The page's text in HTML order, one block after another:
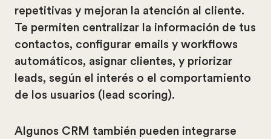
repetitivas y mejoran la atención al cliente.
Te permiten centralizar la información de tus
contactos, configurar emails y workflows
automáticos, asignar clientes, y priorizar
leads, según el interés o el comportamiento
de los usuarios (lead scoring).
Algunos CRM también pueden integrarse